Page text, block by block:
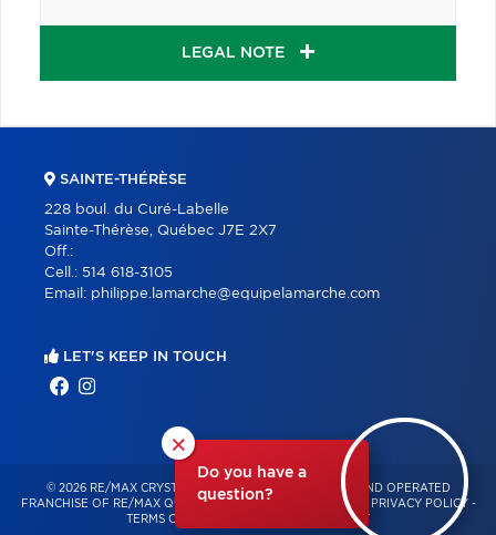
LEGAL NOTE
×
Do you have a
question?
SAINTE-THÉRÈSE
228 boul. du Curé-Labelle
Sainte-Thérèse, Québec J7E 2X7
Off.:
Cell.: 514 618-3105
Email: philippe.lamarche@equipelamarche.com
LET'S KEEP IN TOUCH
© 2026 RE/MAX CRYSTAL – INDEPENDENTLY OWNED AND OPERATED
FRANCHISE OF RE/MAX QUÉBEC – ALL RIGHTS RESERVED -
PRIVACY POLICY -
TERMS OF USE
CONSENT MANAGEMENT